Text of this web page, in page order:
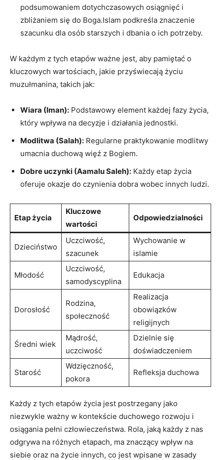
podsumowaniem dotychczasowych osiągnięć i
zbliżaniem się do Boga.Islam podkreśla znaczenie
szacunku dla osób starszych i dbania o ich potrzeby.
W każdym z tych etapów ważne jest, aby pamiętać o
kluczowych wartościach, jakie przyświecają życiu
muzułmanina, takich jak:
Wiara (Iman): Podstawowy element każdej fazy życia,
który wpływa na decyzje i działania jednostki.
Modlitwa (Salah): Regularne praktykowanie modlitwy
umacnia duchową więź z Bogiem.
Dobre uczynki (Aamalu Saleh): Każdy etap życia
oferuje okazje do czynienia dobra wobec innych ludzi.
Etap życia
Kluczowe
wartości
Odpowiedzialności
Dzieciństwo
Uczciwość,
szacunek
Wychowanie w
islamie
Młodość
Uczciwość,
samodyscyplina
Edukacja
Dorosłość
Rodzina,
społeczność
Realizacja
obowiązków
religijnych
Średni wiek
Mądrość,
uczciwość
Dzielnie się
doświadczeniem
Starość
Wdzięczność,
pokora
Refleksja duchowa
Każdy z tych etapów życia jest postrzegany jako
niezwykle ważny w kontekście duchowego rozwoju i
osiągania pełni człowieczeństwa. Rola, jaką każdy z nas
odgrywa na różnych etapach, ma znaczący wpływ na
siebie oraz na życie innych, co jest wpisane w zasady